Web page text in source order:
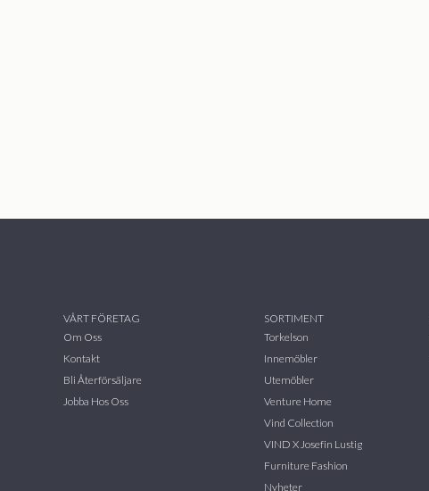
VÅRT FÖRETAG
Om Oss
Kontakt
Bli Återförsäljare
Jobba Hos Oss
SORTIMENT
Torkelson
Innemöbler
Utemöbler
Venture Home
Vind Collection
VIND X Josefin Lustig
Furniture Fashion
Nyheter